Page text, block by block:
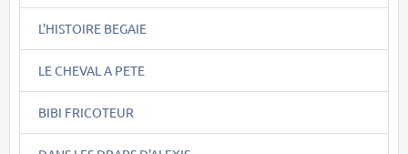
L'HISTOIRE BEGAIE
LE CHEVAL A PETE
BIBI FRICOTEUR